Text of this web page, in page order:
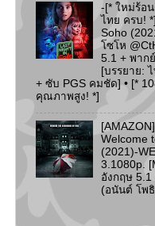
-[* ใหม่ร้อ
ไทย ครบ!
Soho
โซโห
5.1 + พาก
[บรรยาย:
+ ซับ PGS คมชัด] • [*
คุณภาพสูง! *]
Welcome
(2021)-
3.1080p.
อังกฤษ 5.1
(อนันต์ โพ